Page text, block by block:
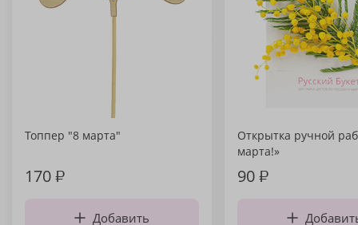
Топпер "8 марта"
170₽
Добавить
Открытка ручной
марта!»
90₽